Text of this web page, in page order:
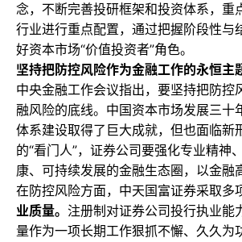
念，不断完善投研框架和投资体系，
行业进行重点配置，通过把握阶段性
好资本市场“价值投资者”角色。
坚持把防控风险作为金融工作的永恒主
中央金融工作会议指出，要坚持把防
融风险的底线。中国资本市场发展三
体系建设取得了巨大成就，但也面临
的“看门人”，证券公司要强化专业精
康、可持续发展的金融生态圈，以金
在防控风险方面，中天国富证券采取多
业质量。 注册制对证券公司投行执业能
量作为一项长期工作狠抓不懈、久久